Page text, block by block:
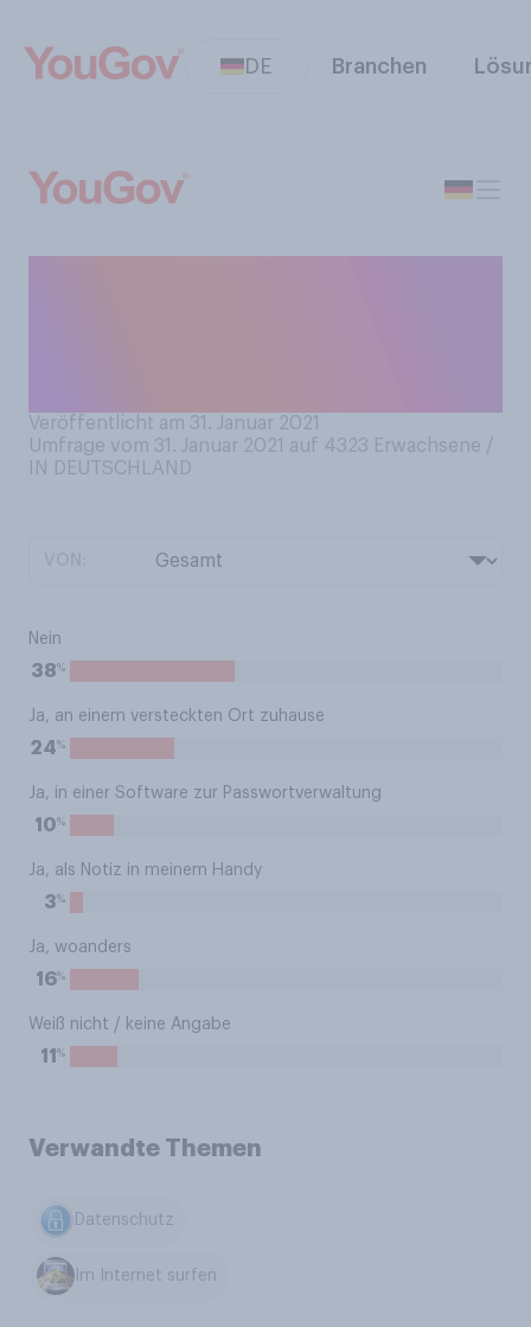
DE Branchen
Veröffentlicht am 31. Januar 2021
Umfrage vom 31. Januar 2021 auf 4323 Erwachsene /
IN DEUTSCHLAND
Nein
38%
Ja, an einem versteckten Ort zuhause
24%
Ja, in einer Software zur Passwortverwaltung
10%
Ja, als Notiz in meinem Handy
3%
Ja, woanders
16%
Weiß nicht / keine Angabe
11 %
Verwandte Themen
Datenschutz
Im Internet surfen